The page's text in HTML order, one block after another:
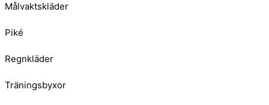
Målvaktskläder
Piké
Regnkläder
Träningsbyxor